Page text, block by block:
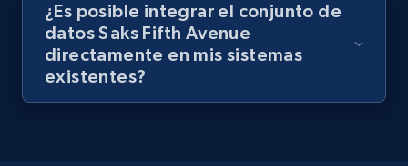
¿Es posible integrar el conjunto de
datos Saks Fifth Avenue
directamente en mis sistemas
existentes?